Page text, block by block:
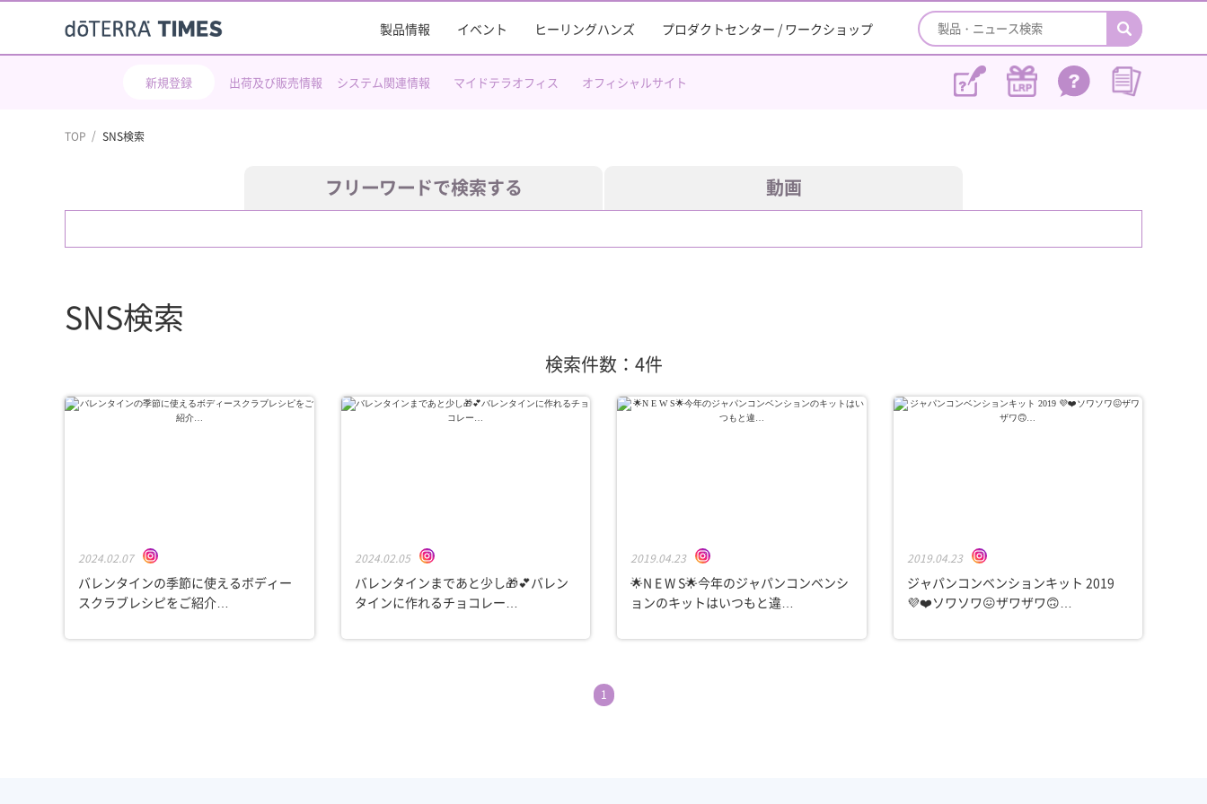
製品情報 イベント ヒーリングハンズ プロダクトセンター / ワークショップ
新規登録 出荷及び販売情報 システム関連情報 マイドテラオフィス オフィシャルサイト
TOP SNS検索
フリーワードで検索する 動画
SNS検索
検索件数：4件
2024.02.07
バレンタインの季節に使える⁠ボディー
スクラブレシピを⁠ご紹介…
2024.02.05
バレンタインまであと少し🎁💕⁠⁠バレン
タインに作れる⁠チョコレー…
2019.04.23
🌟N E W S🌟今年のジャパンコンベンシ
ョンのキットはいつもと違…
2019.04.23
ジャパンコンベンションキット 2019
💜❤️ソワソワ😖ザワザワ🙃…
1